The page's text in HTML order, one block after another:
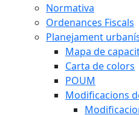
Normativa
Ordenances Fiscals
Planejament
Mapa de
Carta de colors
POUM
Modificacions